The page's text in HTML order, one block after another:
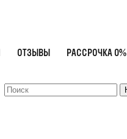
ОТЗЫВЫ РАССРОЧКА 0%